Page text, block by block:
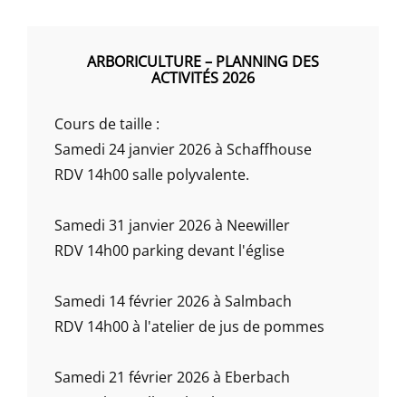
ARBORICULTURE – PLANNING DES
ACTIVITÉS 2026
Cours de taille :
Samedi 24 janvier 2026 à Schaffhouse
RDV 14h00 salle polyvalente.
Samedi 31 janvier 2026 à Neewiller
RDV 14h00 parking devant l'église
Samedi 14 février 2026 à Salmbach
RDV 14h00 à l'atelier de jus de pommes
Samedi 21 février 2026 à Eberbach